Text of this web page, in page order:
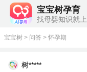
宝宝树孕育
找母婴知识就
宝宝树 > 问答 > 怀孕期
树*****